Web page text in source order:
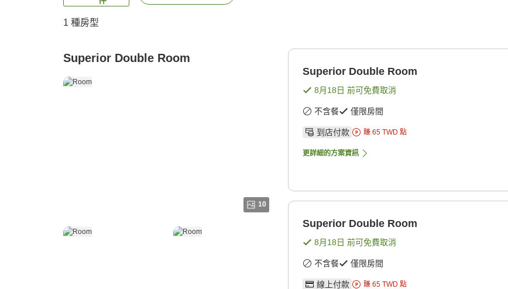
1 種房型
Superior Double Room
10
Superior Double Room
8月18日 前可免費取消
不含餐 僅限房間
到店付款 賺 65 TWD 點
更詳細的方案資訊
Superior Double Room
8月18日 前可免費取消
不含餐 僅限房間
線上付款 賺 65 TWD 點